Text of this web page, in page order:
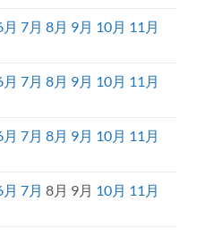
月 7月 8月 9月 10月 11月
月 7月 8月 9月 10月 11月
月 7月 8月 9月 10月 11月
月 7月 8月 9月 10月 11月